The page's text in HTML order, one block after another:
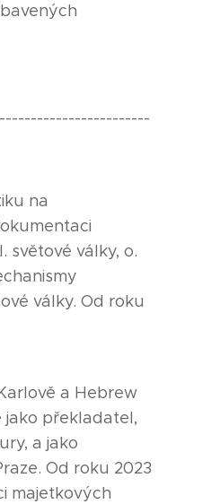
na
války, o.
války. Od roku
a Hebrew
jako překladatel,
a jako
Od roku 2023
majetkových